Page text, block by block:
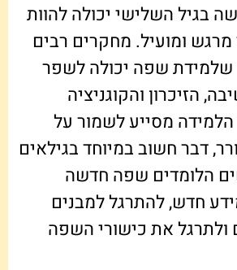
בגיל השלישי יכולה להוות
מרגש ומועיל. מחקרים רבים
שלמידת שפה יכולה לשפר
הזיכרון והקוגניציה
מסייע לשמור על
דבר חשוב במיוחד בגילאים
הלומדים שפה חדשה
חדש, להתרגל למבנים
ולתרגל את כישורי השפה